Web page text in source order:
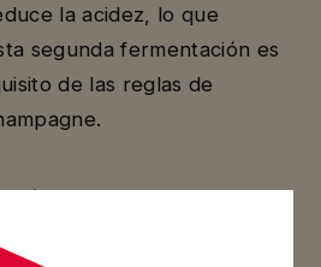
la acidez, lo que
segunda fermentación es
de las reglas de
afecta directamente
de Maison Mumm, lo que